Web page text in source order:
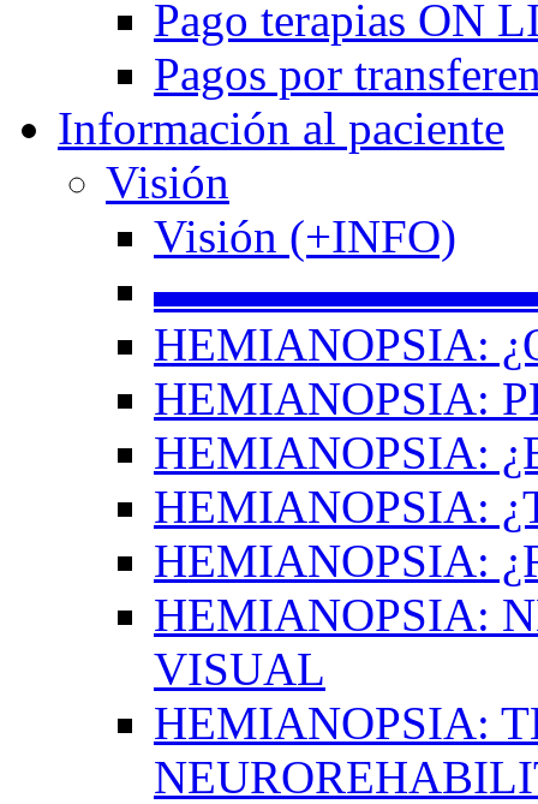
Pago terapias ON
Pagos por
Información al paciente
Visión
Visión (+INFO)
HEMIANOPSIA:
HEMIANOPSIA:
HEMIANOPSIA:
HEMIANOPSIA:
HEMIANOPSIA:
HEMIANOPSIA:
VISUAL
HEMIANOPSIA: